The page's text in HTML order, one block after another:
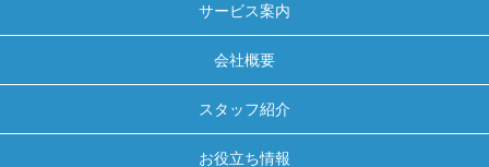
サービス案内
会社概要
スタッフ紹介
お役立ち情報